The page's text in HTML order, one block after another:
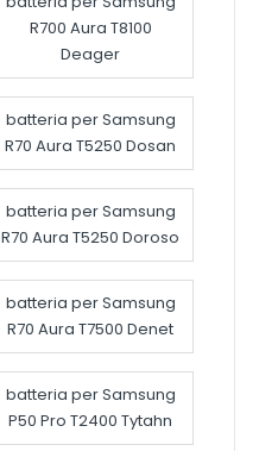
R700 Aura T8100
Deager
batteria per Samsung
R70 Aura T5250 Dosan
batteria per Samsung
R70 Aura T5250 Doroso
batteria per Samsung
R70 Aura T7500 Denet
batteria per Samsung
P50 Pro T2400 Tytahn